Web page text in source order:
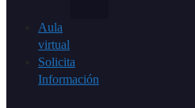
Aula
virtual
Solicita
Información